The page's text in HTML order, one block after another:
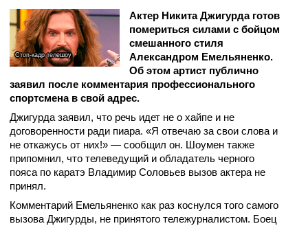
Стоп-кадр телешоу
Актер Никита Джигурда готов
помериться силами с бойцом
смешанного стиля
Александром Емельяненко.
Об этом артист публично
заявил после комментария профессионального
спортсмена в свой адрес.
Джигурда заявил, что речь идет не о хайпе и не
договоренности ради пиара. «Я отвечаю за свои слова и
не откажусь от них!» — сообщил он. Шоумен также
припомнил, что телеведущий и обладатель черного
пояса по каратэ Владимир Соловьев вызов актера не
принял.
Комментарий Емельяненко как раз коснулся того самого
вызова Джигурды, не принятого тележурналистом. Боец